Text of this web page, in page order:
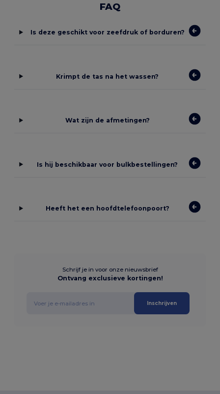
FAQ
Is deze geschikt voor zeefdruk of borduren?
Krimpt de tas na het wassen?
Wat zijn de afmetingen?
Is hij beschikbaar voor bulkbestellingen?
Heeft het een hoofdtelefoonpoort?
Schrijf je in voor onze nieuwsbrief
Ontvang exclusieve kortingen!
Inschrijven